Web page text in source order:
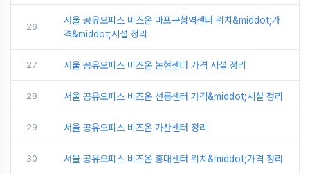
26
서울 공유오피스 비즈온 마포구청역센터 위치&middot;가
격&middot;시설 정리
27 서울 공유오피스 비즈온 논현센터 가격 시설 정리
28 서울 공유오피스 비즈온 선릉센터 가격&middot;시설 정리
29 서울 공유오피스 비즈온 가산센터 정리
30 서울 공유오피스 비즈온 홍대센터 위치&middot;가격 정리